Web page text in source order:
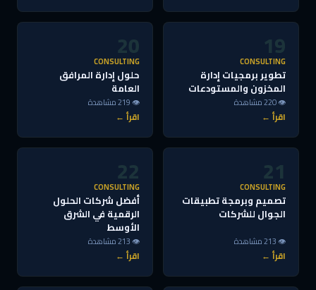
19
CONSULTING
تطوير برمجيات إدارة
المخزون والمستودعات
👁 220 مشاهدة
اقرأ ←
20
CONSULTING
حلول إدارة المرافق
العامة
👁 219 مشاهدة
اقرأ ←
21
CONSULTING
تصميم وبرمجة تطبيقات
الجوال للشركات
👁 213 مشاهدة
اقرأ ←
22
CONSULTING
أفضل شركات الحلول
الرقمية في الشرق
الأوسط
👁 213 مشاهدة
اقرأ ←